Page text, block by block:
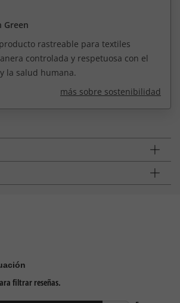
Green
rastreable para textiles
controlada y respetuosa con el
la salud humana.
más sobre sostenibilidad